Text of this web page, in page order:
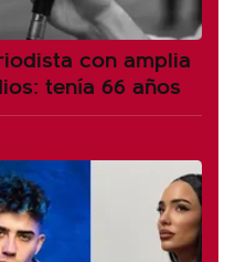
con amplia
tenía 66 años